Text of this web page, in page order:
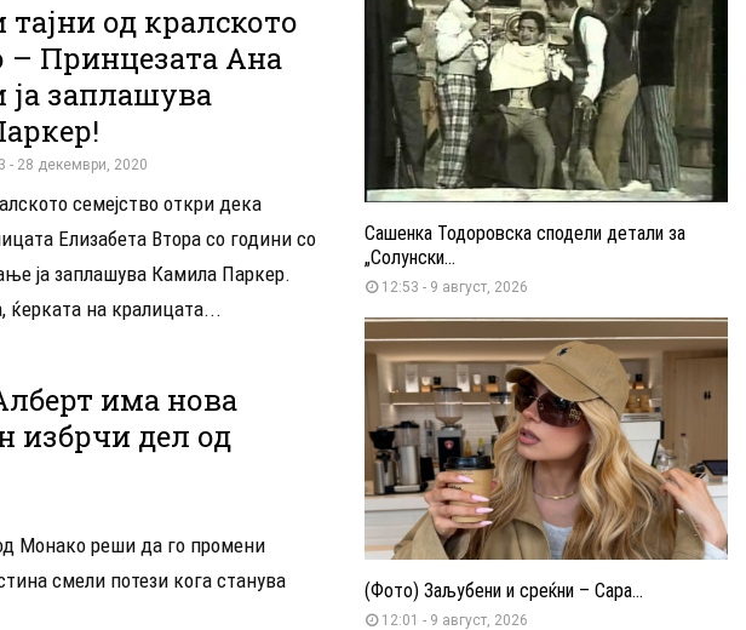
од кралското
– Принцезата Ана
ја заплашува
- 28 декември, 2020
семејство откри дека
Елизабета Втора со години со
ја заплашува Камила Паркер.
ќерката на кралицата...
има нова
избрчи дел од
Монако реши да го промени
смели потези кога станува
Сашенка Тодоровска сподели детали за
„Солунски...
12:53 - 9 август, 2026
(Фото) Заљубени и среќни – Сара...
12:01 - 9 август, 2026